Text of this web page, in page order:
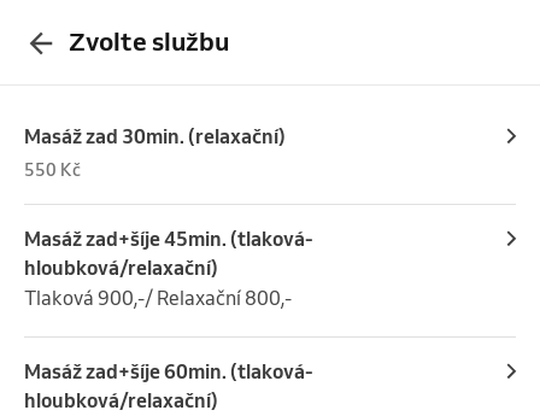
Zvolte službu
Masáž zad 30min. (relaxační)
550 Kč
Masáž zad+šíje 45min. (tlaková-
hloubková/relaxační)
Tlaková 900,-/ Relaxační 800,-
Masáž zad+šíje 60min. (tlaková-
hloubková/relaxační)